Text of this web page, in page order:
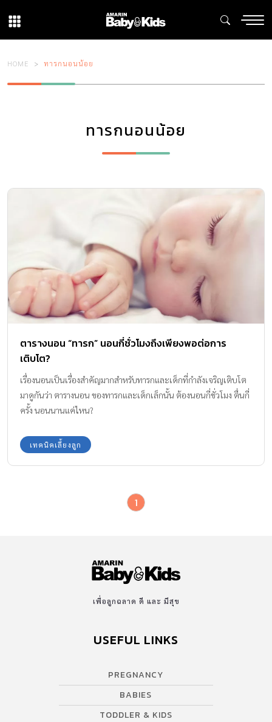
HOME ทารกนอนน้อย
ทารกนอนน้อย
ตารางนอน “ทารก” นอนกี่ชั่วโมงถึงเพียงพอต่อการ
เติบโต?
เรื่องนอนเป็นเรื่องสำคัญมากสำหรับทารกและเด็กที่กำลังเจริญเติบโต
มาดูกันว่า ตารางนอน ของทารกและเด็กเล็กนั้น ต้องนอนกี่ชั่วโมง ตื่นกี่
ครั้ง นอนนานแค่ไหน?
เทคนิคเลี้ยงลูก
1
เพื่อลูกฉลาด ดี และ มีสุข
USEFUL LINKS
PREGNANCY
BABIES
TODDLER & KIDS